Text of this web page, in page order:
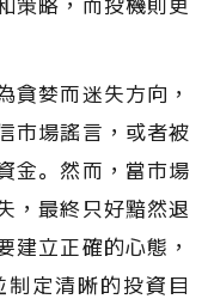
策略，而投機則更
貪婪而迷失方向，
市場謠言，或者被
金。然而，當市場
，最終只好黯然退
建立正確的心態，
定清晰的投資目